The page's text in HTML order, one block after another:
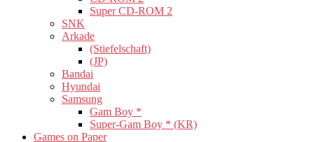
Super CD-ROM 2
SNK
Arkade
(Stiefelschaft)
(JP)
Bandai
Hyundai
Samsung
Gam Boy *
Super-Gam Boy * (KR)
Games on Paper